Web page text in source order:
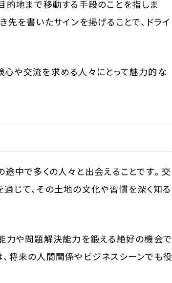
的地まで移動する手段のことを指しま
先を書いたサインを掲げることで、ドライ
心や交流を求める人々にとって魅力的な
途中で多くの人々と出会えることです。交
じて、その土地の文化や習慣を深く知る
力や問題解決能力を鍛える絶好の機会で
将来の人間関係やビジネスシーンでも役